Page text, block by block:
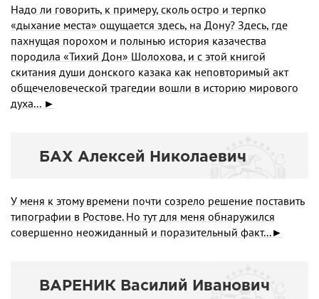
Надо ли говорить, к примеру, сколь остро и терпко
«дыхание места» ощущается здесь, на Дону? Здесь, где
пахнущая порохом и полынью история казачества
породила «Тихий Дон» Шолохова, и с этой книгой
скитания души донского казака как неповторимый акт
общечеловеческой трагедии вошли в историю мирового
духа... ►
БАХ Алексей Николаевич
У меня к этому времени почти созрело решение поставить
типографии в Ростове. Но тут для меня обнаружился
совершенно неожиданный и поразительный факт...►
ВАРЕНИК Василий Иванович